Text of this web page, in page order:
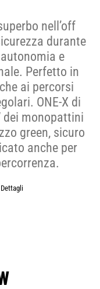
nell’off
durante
e
Perfetto in
ai percorsi
ONE-X di
dei monopattini
green, sicuro
anche per
Dettagli